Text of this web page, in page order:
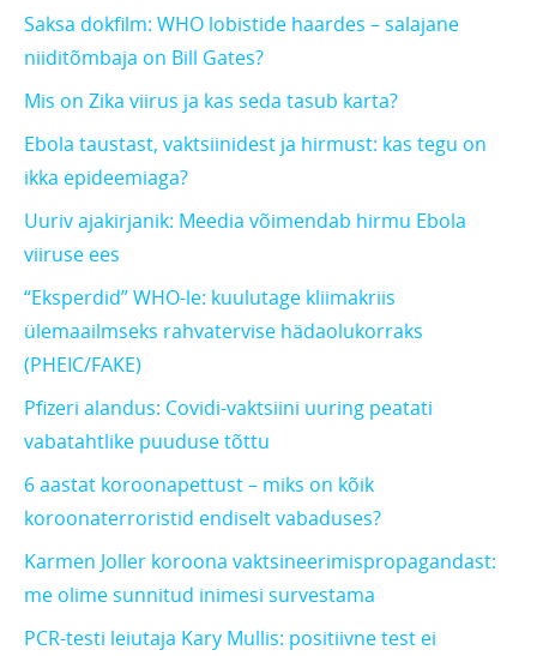
Saksa dokfilm: WHO lobistide haardes – salajane
niiditõmbaja on Bill Gates?
Mis on Zika viirus ja kas seda tasub karta?
Ebola taustast, vaktsiinidest ja hirmust: kas tegu on
ikka epideemiaga?
Uuriv ajakirjanik: Meedia võimendab hirmu Ebola
viiruse ees
“Eksperdid” WHO-le: kuulutage kliimakriis
ülemaailmseks rahvatervise hädaolukorraks
(PHEIC/FAKE)
Pfizeri alandus: Covidi-vaktsiini uuring peatati
vabatahtlike puuduse tõttu
6 aastat koroonapettust – miks on kõik
koroonaterroristid endiselt vabaduses?
Karmen Joller koroona vaktsineerimispropagandast:
me olime sunnitud inimesi survestama
PCR-testi leiutaja Kary Mullis: positiivne test ei